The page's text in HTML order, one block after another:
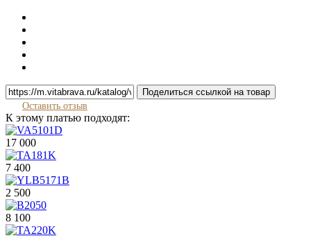
Поделиться ссылкой на товар
Оставить отзыв
К этому платью подходят:
17 000
7 400
2 500
8 100